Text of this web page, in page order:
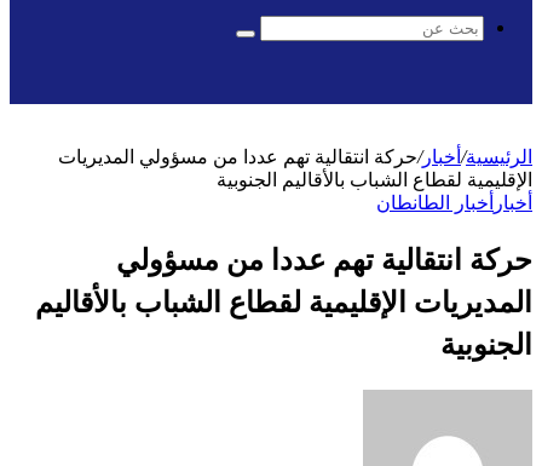
المظلم
بحث
الرئيسية/ أخبار/حركة انتقالية تهم عددا من مسؤولي المديريات
الإقليمية لقطاع الشباب بالأقاليم الجنوبية
أخبار أخبار الطانطان
حركة انتقالية تهم عددا من مسؤولي
المديريات الإقليمية لقطاع الشباب بالأقاليم
الجنوبية